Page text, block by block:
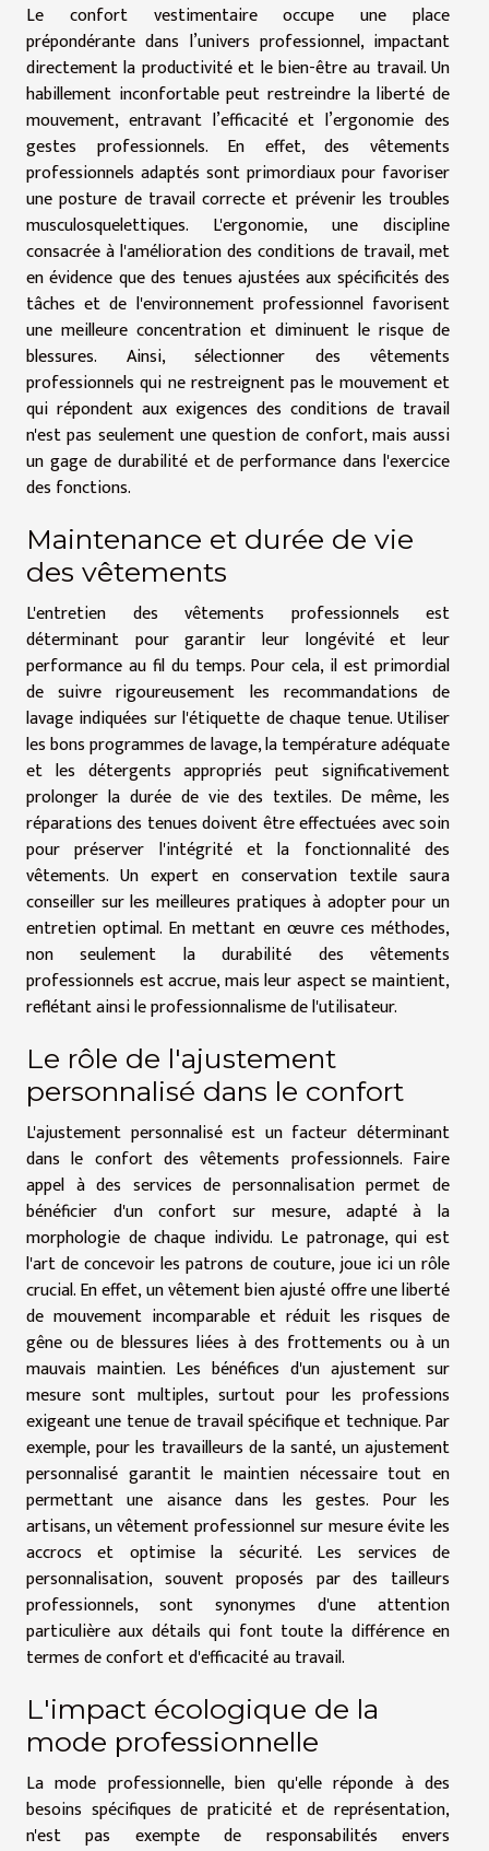
Le confort vestimentaire occupe une place
prépondérante dans l’univers professionnel, impactant
directement la productivité et le bien-être au travail. Un
habillement inconfortable peut restreindre la liberté de
mouvement, entravant l’efficacité et l’ergonomie des
gestes professionnels. En effet, des vêtements
professionnels adaptés sont primordiaux pour favoriser
une posture de travail correcte et prévenir les troubles
musculosquelettiques. L'ergonomie, une discipline
consacrée à l'amélioration des conditions de travail, met
en évidence que des tenues ajustées aux spécificités des
tâches et de l'environnement professionnel favorisent
une meilleure concentration et diminuent le risque de
blessures. Ainsi, sélectionner des vêtements
professionnels qui ne restreignent pas le mouvement et
qui répondent aux exigences des conditions de travail
n'est pas seulement une question de confort, mais aussi
un gage de durabilité et de performance dans l'exercice
des fonctions.
Maintenance et durée de vie
des vêtements
L'entretien des vêtements professionnels est
déterminant pour garantir leur longévité et leur
performance au fil du temps. Pour cela, il est primordial
de suivre rigoureusement les recommandations de
lavage indiquées sur l'étiquette de chaque tenue. Utiliser
les bons programmes de lavage, la température adéquate
et les détergents appropriés peut significativement
prolonger la durée de vie des textiles. De même, les
réparations des tenues doivent être effectuées avec soin
pour préserver l'intégrité et la fonctionnalité des
vêtements. Un expert en conservation textile saura
conseiller sur les meilleures pratiques à adopter pour un
entretien optimal. En mettant en œuvre ces méthodes,
non seulement la durabilité des vêtements
professionnels est accrue, mais leur aspect se maintient,
reflétant ainsi le professionnalisme de l'utilisateur.
Le rôle de l'ajustement
personnalisé dans le confort
L'ajustement personnalisé est un facteur déterminant
dans le confort des vêtements professionnels. Faire
appel à des services de personnalisation permet de
bénéficier d'un confort sur mesure, adapté à la
morphologie de chaque individu. Le patronage, qui est
l'art de concevoir les patrons de couture, joue ici un rôle
crucial. En effet, un vêtement bien ajusté offre une liberté
de mouvement incomparable et réduit les risques de
gêne ou de blessures liées à des frottements ou à un
mauvais maintien. Les bénéfices d'un ajustement sur
mesure sont multiples, surtout pour les professions
exigeant une tenue de travail spécifique et technique. Par
exemple, pour les travailleurs de la santé, un ajustement
personnalisé garantit le maintien nécessaire tout en
permettant une aisance dans les gestes. Pour les
artisans, un vêtement professionnel sur mesure évite les
accrocs et optimise la sécurité. Les services de
personnalisation, souvent proposés par des tailleurs
professionnels, sont synonymes d'une attention
particulière aux détails qui font toute la différence en
termes de confort et d'efficacité au travail.
L'impact écologique de la
mode professionnelle
La mode professionnelle, bien qu'elle réponde à des
besoins spécifiques de praticité et de représentation,
n'est pas exempte de responsabilités envers